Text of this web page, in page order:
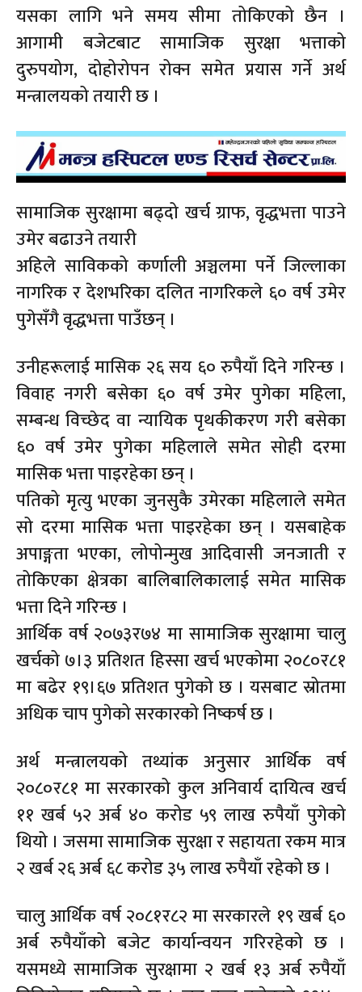
यसका लागि भने समय सीमा तोकिएको छैन ।
आगामी बजेटबाट सामाजिक सुरक्षा भत्ताको
दुरुपयोग, दोहोरोपन रोक्न समेत प्रयास गर्ने अर्थ
मन्त्रालयको तयारी छ ।
सामाजिक सुरक्षामा बढ्दो खर्च ग्राफ, वृद्धभत्ता पाउने
उमेर बढाउने तयारी
अहिले साविकको कर्णाली अञ्चलमा पर्ने जिल्लाका
नागरिक र देशभरिका दलित नागरिकले ६० वर्ष उमेर
पुगेसँगै वृद्धभत्ता पाउँछन् ।
उनीहरूलाई मासिक २६ सय ६० रुपैयाँ दिने गरिन्छ ।
विवाह नगरी बसेका ६० वर्ष उमेर पुगेका महिला,
सम्बन्ध विच्छेद वा न्यायिक पृथकीकरण गरी बसेका
६० वर्ष उमेर पुगेका महिलाले समेत सोही दरमा
मासिक भत्ता पाइरहेका छन् ।
पतिको मृत्यु भएका जुनसुकै उमेरका महिलाले समेत
सो दरमा मासिक भत्ता पाइरहेका छन् । यसबाहेक
अपाङ्गता भएका, लोपोन्मुख आदिवासी जनजाती र
तोकिएका क्षेत्रका बालिबालिकालाई समेत मासिक
भत्ता दिने गरिन्छ ।
आर्थिक वर्ष २०७३र७४ मा सामाजिक सुरक्षामा चालु
खर्चको ७।३ प्रतिशत हिस्सा खर्च भएकोमा २०८०र८१
मा बढेर १९।६७ प्रतिशत पुगेको छ । यसबाट स्रोतमा
अधिक चाप पुगेको सरकारको निष्कर्ष छ ।
अर्थ मन्त्रालयको तथ्यांक अनुसार आर्थिक वर्ष
२०८०र८१ मा सरकारको कुल अनिवार्य दायित्व खर्च
११ खर्ब ५२ अर्ब ४० करोड ५९ लाख रुपैयाँ पुगेको
थियो । जसमा सामाजिक सुरक्षा र सहायता रकम मात्र
२ खर्ब २६ अर्ब ६८ करोड ३५ लाख रुपैयाँ रहेको छ ।
चालु आर्थिक वर्ष २०८१र८२ मा सरकारले १९ खर्ब ६०
अर्ब रुपैयाँको बजेट कार्यान्वयन गरिरहेको छ ।
यसमध्ये सामाजिक सुरक्षामा २ खर्ब १३ अर्ब रुपैयाँ